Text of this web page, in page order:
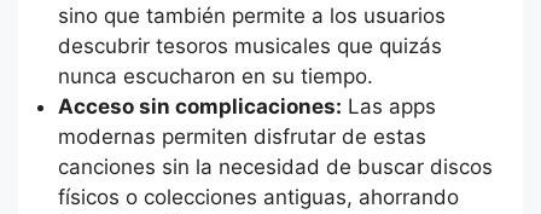
sino que también permite a los usuarios
descubrir tesoros musicales que quizás
nunca escucharon en su tiempo.
Acceso sin complicaciones: Las apps
modernas permiten disfrutar de estas
canciones sin la necesidad de buscar discos
físicos o colecciones antiguas, ahorrando